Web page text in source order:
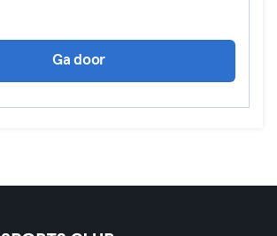
Ga door